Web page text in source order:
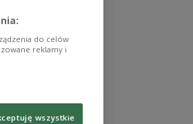
do celów
reklamy i
wszystkie